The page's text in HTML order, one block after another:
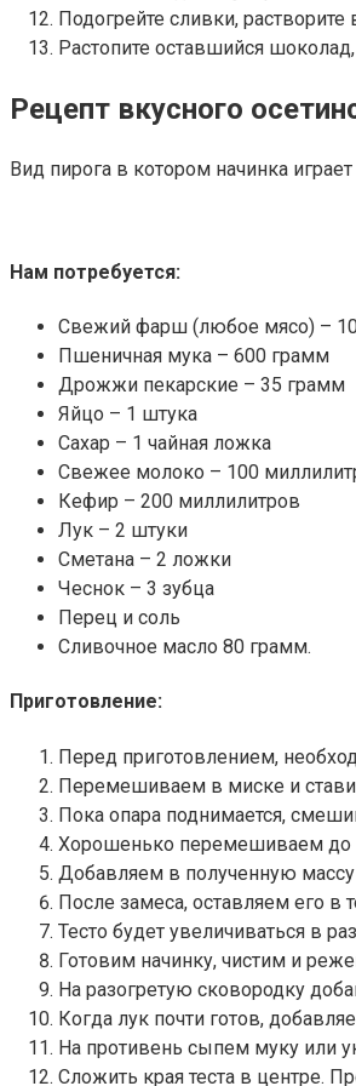
Подогрейте сливки,
Растопите оставшийся
Рецепт вкусного
Вид пирога в котором начинка
Нам потребуется:
Свежий фарш (любое мясо) –
Пшеничная мука – 600 грамм
Дрожжи пекарские – 35 грамм
Яйцо – 1 штука
Сахар – 1 чайная ложка
Свежее молоко – 100
Кефир – 200 миллилитров
Лук – 2 штуки
Сметана – 2 ложки
Чеснок – 3 зубца
Перец и соль
Сливочное масло 80 грамм.
Приготовление:
Перед приготовлением,
Перемешиваем в миске и
Пока опара поднимается,
Хорошенько перемешиваем до
Добавляем в полученную
После замеса, оставляем его в
Тесто будет увеличиваться в
Готовим начинку, чистим и
На разогретую сковородку
Когда лук почти готов,
На противень сыпем муку или
Сложить края теста в центре.